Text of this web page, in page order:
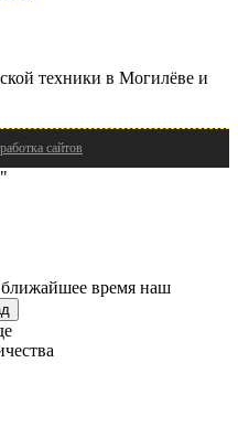
техники в Могилёве и
сайтов
время наш